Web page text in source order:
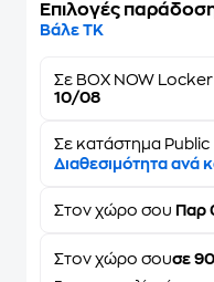
Επιλογές
Βάλε ΤΚ
Σε BOX NOW Locker
10/08
Σε κατάστημα Public
Διαθεσιμότητα ανά
Στον χώρο σου Παρ
Στον χώρο σουσε